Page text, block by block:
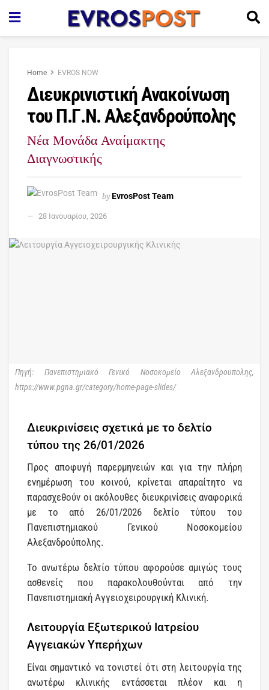
Home EVROS NOW
Διευκρινιστική Ανακοίνωση
του Π.Γ.Ν. Αλεξανδρούπολης
Νέα Μονάδα Αναίμακτης
Διαγνωστικής
byEvrosPost Team
28 Ιανουαρίου, 2026
Πηγή: Πανεπιστημιακό Γενικό Νοσοκομείο Αλεξανδρουπολης,
https://www.pgna.gr/category/home-page-slides/
Διευκρινίσεις σχετικά με το δελτίο
τύπου της 26/01/2026
Προς αποφυγή παρερμηνειών και για την πλήρη
ενημέρωση του κοινού, κρίνεται απαραίτητο να
παρασχεθούν οι ακόλουθες διευκρινίσεις αναφορικά
με το από 26/01/2026 δελτίο τύπου του
Πανεπιστημιακού Γενικού Νοσοκομείου
Αλεξανδρούπολης.
Το ανωτέρω δελτίο τύπου αφορούσε αμιγώς τους
ασθενείς που παρακολουθούνται από την
Πανεπιστημιακή Αγγειοχειρουργική Κλινική.
Λειτουργία Εξωτερικού Ιατρείου
Αγγειακών Υπερήχων
Είναι σημαντικό να τονιστεί ότι στη λειτουργία της
ανωτέρω κλινικής εντάσσεται πλέον και η